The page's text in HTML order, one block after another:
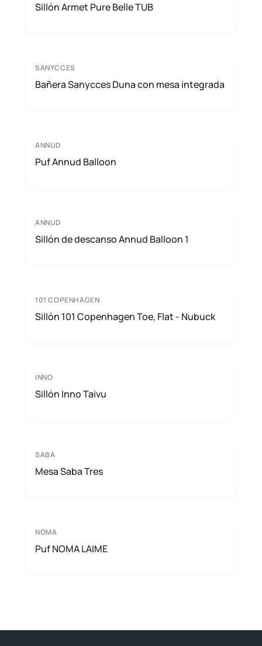
Sillón Armet Pure Belle TUB
SANYCCES
Bañera Sanycces Duna con mesa integrada
ANNUD
Puf Annud Balloon
ANNUD
Sillón de descanso Annud Balloon 1
101 COPENHAGEN
Sillón 101 Copenhagen Toe, Flat - Nubuck
INNO
Sillón Inno Taivu
SABA
Mesa Saba Tres
NOMA
Puf NOMA LAIME